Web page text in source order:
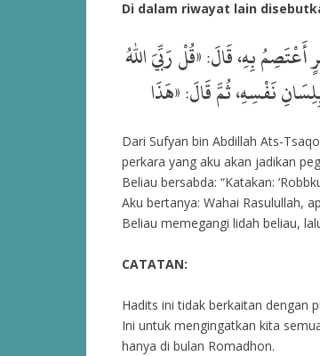
Di dalam riwayat lain
بِهِ، قَالَ: «قُلْ رَبِّيَ اللهُ
Dari Sufyan bin Abdillah Ats-
perkara yang aku akan jadikan
Beliau bersabda: “Katakan:
Aku bertanya: Wahai Rasulullah,
Beliau memegangi lidah beliau,
CATATAN:
Hadits ini tidak berkaitan dengan
Ini untuk mengingatkan kita
hanya di bulan Romadhon.